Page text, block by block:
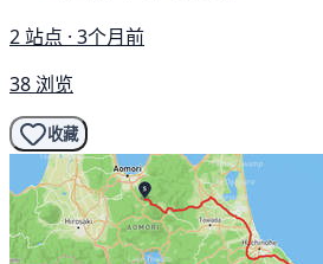
2 站点 · 3个月前
38 浏览
收藏